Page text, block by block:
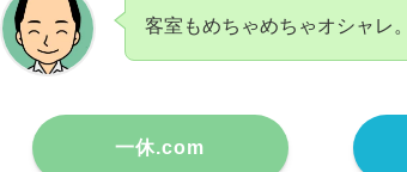
客室もめちゃめちゃオシャレ。
一休.com